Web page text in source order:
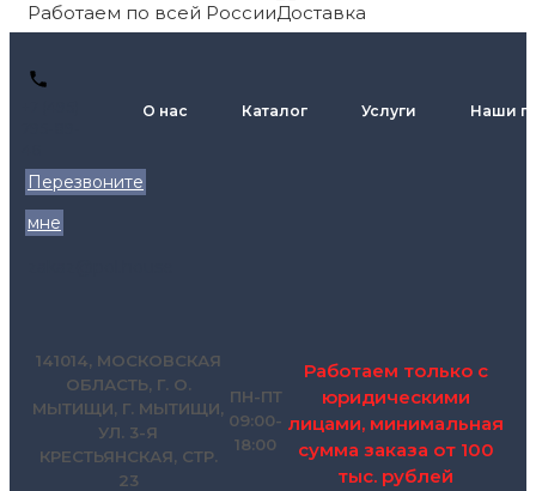
Работаем по всей России
Перезвоните
мне
О нас Каталог Услуги Наши
141014, МОСКОВСКАЯ
ОБЛАСТЬ, Г. О.
МЫТИЩИ, Г. МЫТИЩИ,
УЛ. 3-Я
КРЕСТЬЯНСКАЯ, СТР.
23
ПН-ПТ
09:00-
18:00
Работаем только с
юридическими
лицами, минимальная
сумма заказа от 100
тыс. рублей